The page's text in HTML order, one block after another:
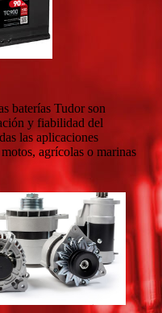
baterías Tudor son
y fiabilidad del
las aplicaciones
agrícolas o marinas